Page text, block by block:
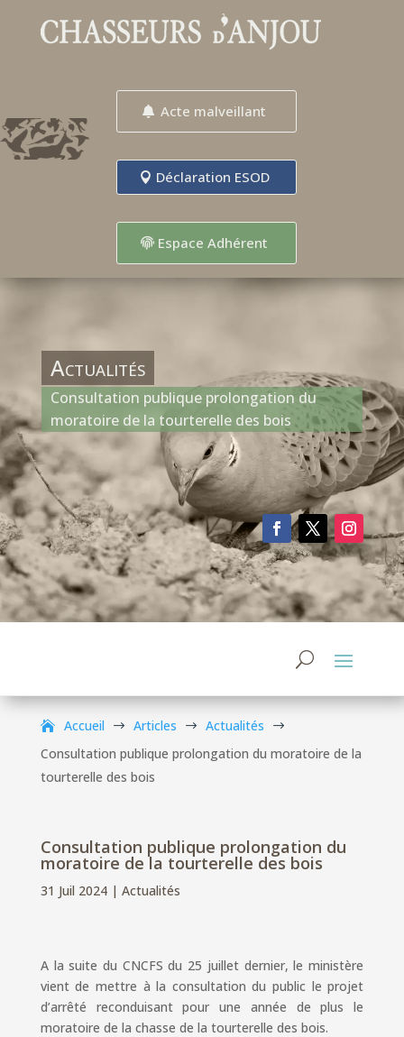
Acte malveillant
Déclaration ESOD
Espace Adhérent
Actualités
Consultation publique prolongation du
moratoire de la tourterelle des bois
Accueil $ Articles $ Actualités $
Consultation publique prolongation du moratoire de la
tourterelle des bois
Consultation publique prolongation du
moratoire de la tourterelle des bois
31 Juil 2024| Actualités
A la suite du CNCFS du 25 juillet dernier, le ministère
vient de mettre à la consultation du public le projet
d’arrêté reconduisant pour une année de plus le
moratoire de la chasse de la tourterelle des bois.